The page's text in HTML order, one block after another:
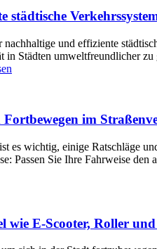
und effiziente
Städten umweltfreundlicher
im
es wichtig, einige Ratschläge
Passen Sie Ihre Fahrweise
E-Scooter, Roller